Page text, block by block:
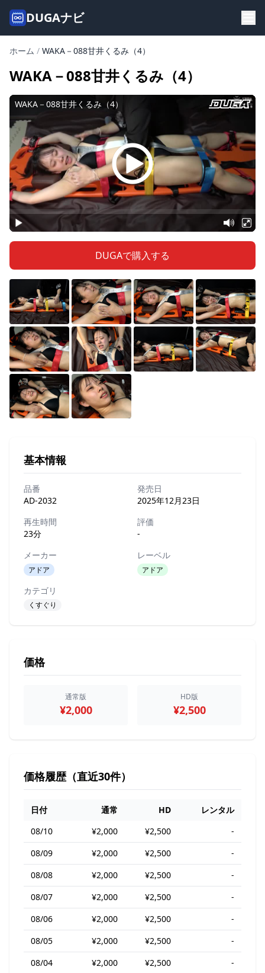
DUGAナビ
ホーム / WAKA－088甘井くるみ（4）
WAKA－088甘井くるみ（4）
DUGAで購入する
基本情報
品番
AD-2032
発売日
2025年12月23日
再生時間
23分
評価
-
メーカー
アドア
レーベル
アドア
カテゴリ
くすぐり
価格
通常版
¥2,000
HD版
¥2,500
価格履歴（直近30件）
日付 通常 HD
レンタル
08/10
¥2,000 ¥2,500
-
08/09
¥2,000 ¥2,500
-
08/08
¥2,000 ¥2,500
-
08/07
¥2,000 ¥2,500
-
08/06
¥2,000 ¥2,500
-
08/05
¥2,000 ¥2,500
-
08/04
¥2,000 ¥2,500
-